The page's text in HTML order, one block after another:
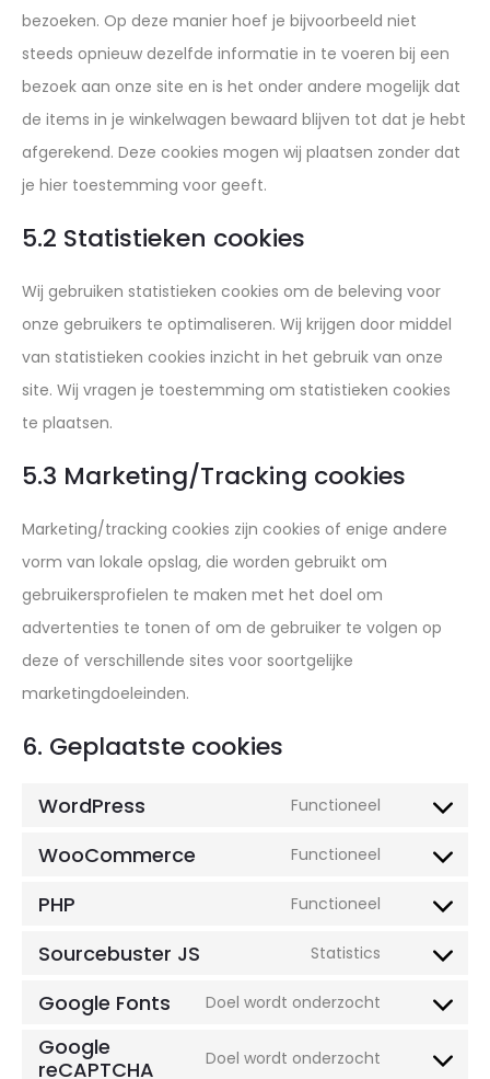
bezoeken. Op deze manier hoef je bijvoorbeeld niet
steeds opnieuw dezelfde informatie in te voeren bij een
bezoek aan onze site en is het onder andere mogelijk dat
de items in je winkelwagen bewaard blijven tot dat je hebt
afgerekend. Deze cookies mogen wij plaatsen zonder dat
je hier toestemming voor geeft.
5.2 Statistieken cookies
Wij gebruiken statistieken cookies om de beleving voor
onze gebruikers te optimaliseren. Wij krijgen door middel
van statistieken cookies inzicht in het gebruik van onze
site. Wij vragen je toestemming om statistieken cookies
te plaatsen.
5.3 Marketing/Tracking cookies
Marketing/tracking cookies zijn cookies of enige andere
vorm van lokale opslag, die worden gebruikt om
gebruikersprofielen te maken met het doel om
advertenties te tonen of om de gebruiker te volgen op
deze of verschillende sites voor soortgelijke
marketingdoeleinden.
6. Geplaatste cookies
WordPress Functioneel
Consent
wordpress
WooCommerce Functioneel
Consent
PHP Functioneel
Consent
Sourcebuster JS Statistics
Consent
Google Fonts Doel wordt onderzocht
Consent
Google
reCAPTCHA
Doel wordt onderzocht
Consent